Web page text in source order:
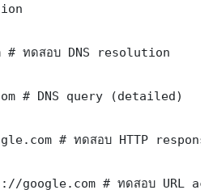
# ทดสอบ DNS resolution
# DNS query (detailed)
# ทดสอบ HTTP
google.com # ทดสอบ URL